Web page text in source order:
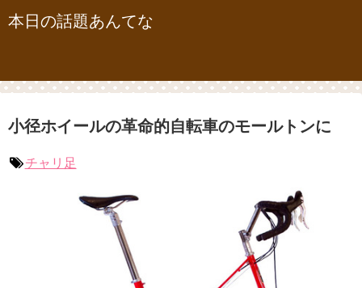
本日の話題あんてな
小径ホイールの革命的自転車のモールトンに
チャリ足